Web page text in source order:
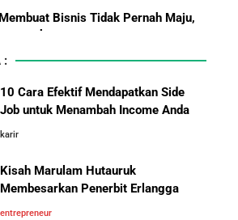
Penghalang Menuju Kesuksesan
Bisnis Tidak Pernah Maju,
Pemasaran yang Tidak Bisa
AI
Secara Cepat dan Mudah
dari Pendiri Traveloka untuk Anak
:
10 Cara Efektif Mendapatkan Side
Job untuk Menambah Income Anda
karir
Kisah Marulam Hutauruk
Membesarkan Penerbit Erlangga
entrepreneur